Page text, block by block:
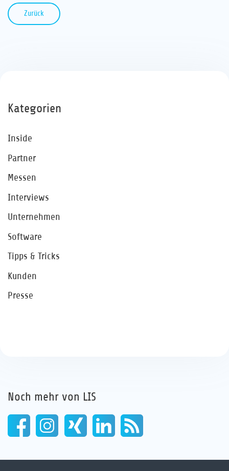
Zurück
Kategorien
Inside
Partner
Messen
Interviews
Unternehmen
Software
Tipps & Tricks
Kunden
Presse
Noch mehr von LIS